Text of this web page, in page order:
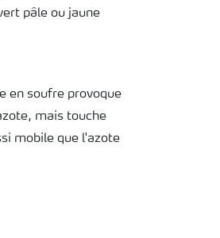
pâle ou jaune
en soufre provoque
mais touche
mobile que l'azote